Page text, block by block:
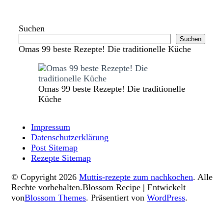
Suchen
Suchen
Omas 99 beste Rezepte! Die traditionelle Küche
Omas 99 beste Rezepte! Die traditionelle
Küche
Impressum
Datenschutzerklärung
Post Sitemap
Rezepte Sitemap
© Copyright 2026 Muttis-rezepte zum nachkochen. Alle
Rechte vorbehalten.Blossom Recipe | Entwickelt
vonBlossom Themes. Präsentiert von WordPress.